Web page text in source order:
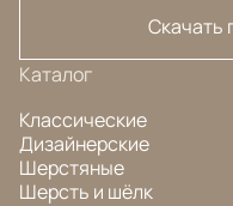
Скачать
Каталог
Классические
Дизайнерские
Шерстяные
Шерсть и шёлк